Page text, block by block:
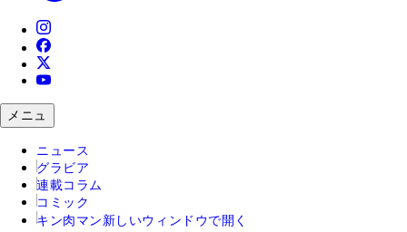
メニュ
ニュース
グラビア
連載コラム
コミック
キン肉マン 新しいウィンドウで開く